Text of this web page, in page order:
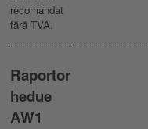
recomandat
fără TVA.
Raportor
hedue
AW1